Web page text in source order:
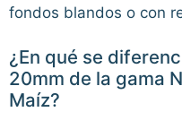
fondos blandos o con
¿En qué se
20mm de la gama
Maíz?